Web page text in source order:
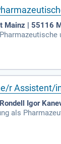
Mainz | 55116
und
r Assistent/
Igor
als